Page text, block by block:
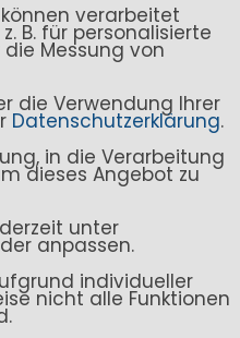
verarbeitet
B. für personalisierte
Messung von
die Verwendung Ihrer
Datenschutzerklärung.
in die Verarbeitung
dieses Angebot zu
unter
anpassen.
individueller
nicht alle Funktionen